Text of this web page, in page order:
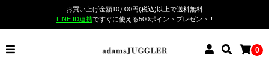
お買い上げ金額10,000円(税込)以上で送料無料
LINE ID連携ですぐに使える500ポイントプレゼント!!
0